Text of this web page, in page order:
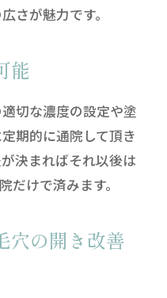
さが魅力です。
能
切な濃度の設定や塗
期的に通院して頂き
決まればそれ以後は
だけで済みます。
穴の開き改善